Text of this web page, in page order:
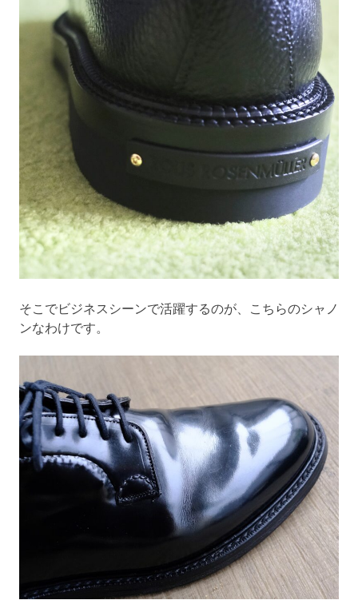
そこでビジネスシーンで活躍するのが、こちらのシャノ
ンなわけです。